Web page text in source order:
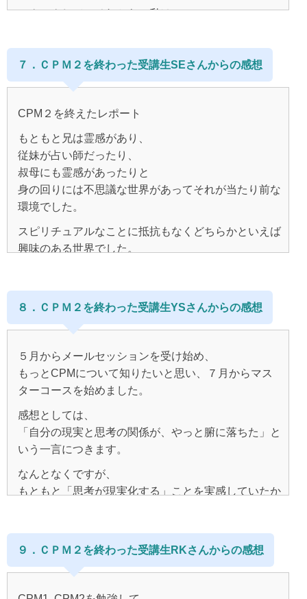
そのワクワクした気持ちがワクワクした出来事をよ
幸せを沢山感じられるようになり、
「思考が現実になる」という言葉が、
本当の意味で分かってきたことで、
周りから「最近変わったね」
「何かあったの？」
「最近とっても楽しそう」と言われることも増えまし
た。
メモをしておいて、
割り当てられた内容に目を通して、
考えても分からない時はサポートの方に質問していき
ました。
毎回御丁寧な対応をして頂き、
内容を読んで納得を重ねていくと
自分の世界というものが
本当に自由なものであること、
曖昧なものであること、
自分の思考が全てであることを
感じられるようになり、
少しずつ錯覚がとれていくのが分かりましたし、
顔つきも変わったみたいで
「好きな人でも出来たんですか？」
といわれるほどです
（ちなみに恋はまだです笑）。
そうやって、
自分の今の思考に目を向け始めていると、
ずっとずっと潜在意識の声を無視してきたことに気づ
とても悲しくなりました。
怒っちゃだめ、
私が大人になって許してあげなきゃ、
私なんかが出来ない。
おこがましい。
上から目線でジャッジしていたこと、
全～部いりません！
自分ルールから解放されて、
今のままでよい。
すべて自分は持っていると認めるだけで、
本当に心が穏やかに過ごせてます。
自分や人をジャッジするメリットってないですね。み
んながそれぞれ素晴らしい。
私にとって課題は難しく、
これであっているのかな？と感じました。
た。
私が仕事も家事もすべて担わなければならない、
私ばかり大変でなんて不公平なんだ、
と顔を見るだけで腹を立て、
しゃべりたくない、と思うひどい妻でした。
そんな自分にも嫌気がさし、
自己嫌悪になる繰り返しだったのです。
が、最近は、
気が付いたら夫に全く腹が立たなくなっていたので
す。
これは本当に不思議です。
考えてみると、
こんな私にいつも感謝の気持ちを伝えてくれて、
一番必要な時にそばにいてくれていました。
彼はいつも支えてくれていたんだな、
ということに気がつきました。
最近はよくしゃべって笑って、
家に帰るのが本当に楽しいのです。
疲れたときは無理しない、
もう今日は手を抜こう、
ということもできるようになってきました。
私の迷いや悩みが解消できるに違いない！期待満々で
でも、正直はじめは？？？ばかりで
ちょっと期待外れ感がありました。
自分が求めていたのと違うと思ったんです。
だから３月にはメールセッションも始めました。
でも、メールセッションもなかなか時間がかかり、
思ったようには進まず・・・。
私はマスターコースやセッションをはじめたら、
スパーンとドアが開くように、
あてがはずれたな～～と思った私は、
ブログを何度も読み返すようになりました。
今までもブログを読んでいたのですが、
問題解決したい気持ちばかりが先走っていて、
じっくり読めていなかったんだ・・・
という事がこの時わかりました。（笑）
おかげで、
それからは少しずつブログの内容が入っていき、
自分なりに進んでいけるようになりました。
すごく静寂な場所にたどり着いた感覚になれて
精神世界や自己啓発の本を読み続ける日々でした。
しょっちゅう理不尽な目に合わされたり、
上司や先輩に八つ当たりをされたりしていました。
こんなに辛い環境で、
イヤなことに我慢して頑張っている自分は偉い
と思っていました。
人生は修行の場で、
人として成長するためにあるものだとも思っていまし
た。
三十代後半になると、
職場や仕事でのトラブルが続き、
すがるように風水やパワーストーンに凝ったりするよ
うになりました。
CPMのテキスト１の本に書店で出会ったのは、そん
な日々の中でした。
ざっと立ち読みをして、感じるところがあったので、
今まで自分が精神世界の本を読んでも現実が良くなら
ワクワクして、それからの私は、
引き寄せの法則を試してみたり、
いい事だけを考えて…と、
自分なりに学んできたはずでした。
順調にはいってきている気がするけれど、
何かが違う…
なんとなく腑に落ちない…
そんなモヤモヤした気持ちで、日々過ごしていまし
た。
私が思い描いている、願っていた状態に近づく、第一
歩になるはずでした。
が、日々、引き寄せの法則や、
自己啓発の本を読んでいても、
私の心の状態は悪くなるばかり…
感情が高ぶる時には、
ひどい時には、家事もできず、
一日中寝室で泣いていたり、
過呼吸になったり、
７．ＣＰＭ２を終わった受講生SEさんからの感想
CPM２を終えたレポート
もともと兄は霊感があり、
従妹が占い師だったり、
叔母にも霊感があったりと
身の回りには不思議な世界があってそれが当たり前な
環境でした。
スピリチュアルなことに抵抗もなくどちらかといえば
興味のある世界でした。
いい未来なら問題ないのですが、
良くないことも言われて、
なんでそんな嫌なことを言うのかと反抗する反面、
その言葉に縛られその通りになったり。
それからはなにかあれば
兄に相談して見てもらい、
自分の力というよりスピリチュアルな力に頼っていま
そしてスピリチュアルなことに振り回されていたと思
そうした幼少期を過ごし、
大人になってからは
８．ＣＰＭ２を終わった受講生YSさんからの感想
５月からメールセッションを受け始め、
もっとCPMについて知りたいと思い、７月からマス
ターコースを始めました。
感想としては、
「自分の現実と思考の関係が、やっと腑に落ちた」と
いう一言につきます。
なんとなくですが、
もともと「思考が現実化する」ことを実感していたか
しかしマスターコースを受ける前は、
現実に振り回されていました。
９．ＣＰＭ２を終わった受講生RKさんからの感想